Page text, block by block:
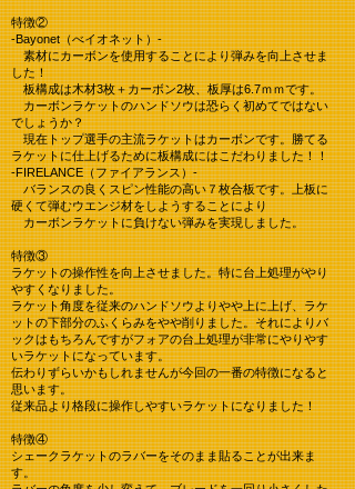
特徴②
-Bayonet（べイオネット）-
素材にカーボンを使用することにより弾みを向上させま
した！
板構成は木材3枚＋カーボン2枚、板厚は6.7ｍｍです。
カーボンラケットのハンドソウは恐らく初めてではない
でしょうか？
現在トップ選手の主流ラケットはカーボンです。勝てる
ラケットに仕上げるために板構成にはこだわりました！！
-FIRELANCE（ファイアランス）-
バランスの良くスピン性能の高い７枚合板です。上板に
硬くて弾むウエンジ材をしようすることにより
カーボンラケットに負けない弾みを実現しました。
特徴③
ラケットの操作性を向上させました。特に台上処理がやり
やすくなりました。
ラケット角度を従来のハンドソウよりやや上に上げ、ラケ
ットの下部分のふくらみをやや削りました。それによりバ
ックはもちろんですがフォアの台上処理が非常にやりやす
いラケットになっています。
伝わりずらいかもしれませんが今回の一番の特徴になると
思います。
従来品より格段に操作しやすいラケットになりました！
特徴④
シェークラケットのラバーをそのまま貼ることが出来ま
す。